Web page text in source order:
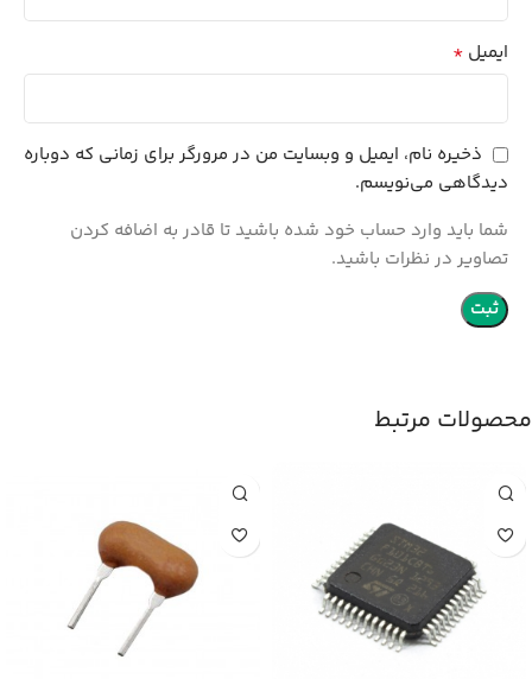
ایمیل *
ذخیره نام، ایمیل و وبسایت من در مرورگر برای زمانی که دوباره
دیدگاهی می‌نویسم.
شما باید وارد حساب خود شده باشید تا قادر به اضافه کردن
تصاویر در نظرات باشید.
محصولات مرتبط